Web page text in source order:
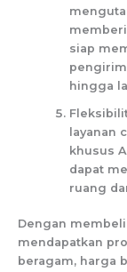
siap
hingga
layanan
khusus
dapat
ruang
Dengan
mendapatkan
beragam, harga